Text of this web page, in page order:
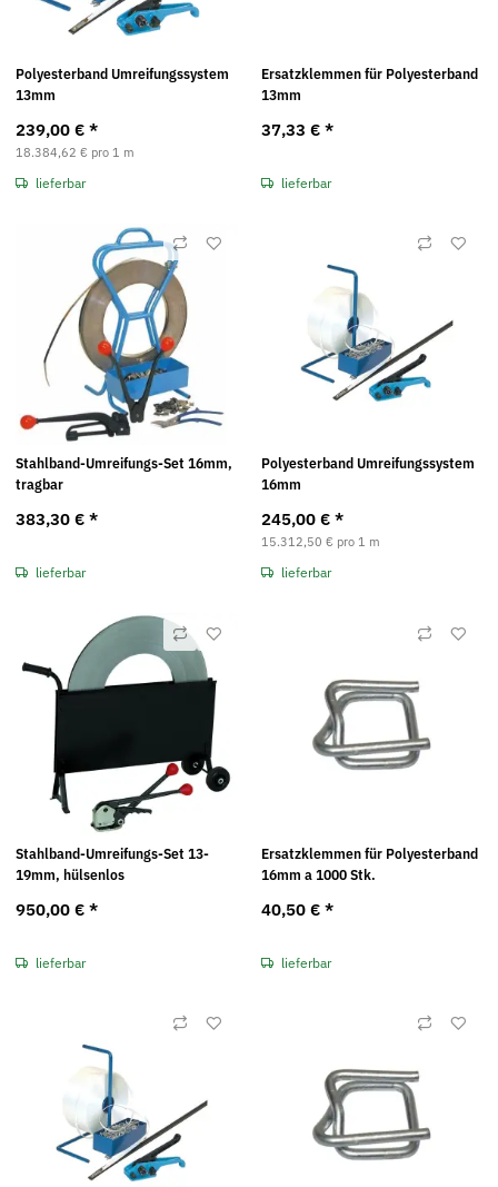
Polyesterband Umreifungssystem
13mm
239,00 € *
18.384,62 € pro 1 m
lieferbar
Ersatzklemmen für Polyesterband
13mm
37,33 € *
lieferbar
Stahlband-Umreifungs-Set 16mm,
tragbar
383,30 € *
lieferbar
Polyesterband Umreifungssystem
16mm
245,00 € *
15.312,50 € pro 1 m
lieferbar
Stahlband-Umreifungs-Set 13-
19mm, hülsenlos
950,00 € *
lieferbar
Ersatzklemmen für Polyesterband
16mm a 1000 Stk.
40,50 € *
lieferbar